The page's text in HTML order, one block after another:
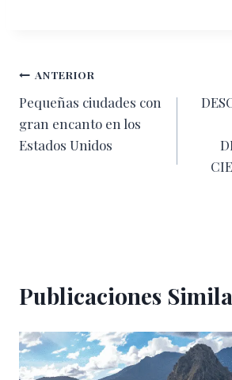
Navegación
de
entradas
ANTERIOR
Pequeñas ciudades con
gran encanto en los
Estados Unidos
Publicaciones